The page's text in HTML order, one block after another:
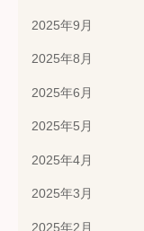
2025年9月
2025年8月
2025年6月
2025年5月
2025年4月
2025年3月
2025年2月